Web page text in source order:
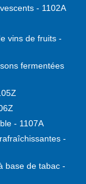
- 1102A
vins de fruits -
fermentées
- 1107A
-
base de tabac -